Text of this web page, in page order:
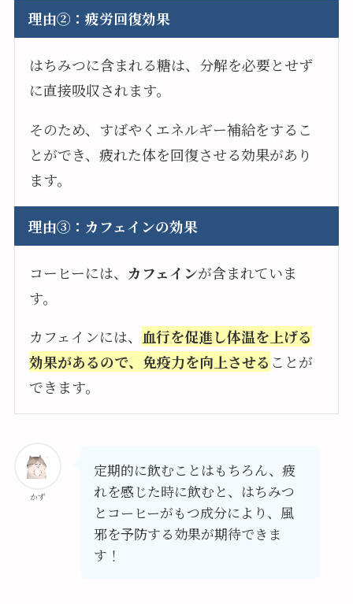
理由②：疲労回復効果
はちみつに含まれる糖は、分解を必要とせず
に直接吸収されます。
そのため、すばやくエネルギー補給をするこ
とができ、疲れた体を回復させる効果があり
ます。
理由③：カフェインの効果
コーヒーには、 カフェインが含まれていま
す。
カフェインには、
血行を促進し体温を上げる
効果があるので、免疫力を向上させる ことが
できます。
かず
定期的に飲むことはもちろん、疲
れを感じた時に飲むと、はちみつ
とコーヒーがもつ成分により、風
邪を予防する効果が期待できま
す！